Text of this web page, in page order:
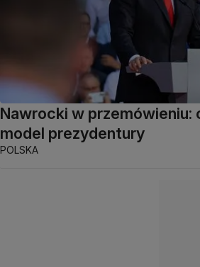
Nawrocki w przemówieniu:
model prezydentury
POLSKA